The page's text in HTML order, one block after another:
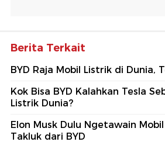
Berita Terkait
BYD Raja Mobil Listrik di Dunia,
Kok Bisa BYD Kalahkan Tesla
Listrik Dunia?
Elon Musk Dulu Ngetawain
Takluk dari BYD